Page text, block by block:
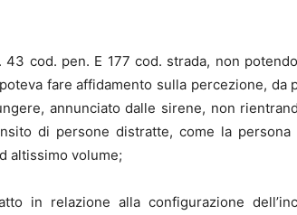
cod. pen. E 177 cod. strada, non
fare affidamento sulla percezione,
annunciato dalle sirene, non
di persone distratte, come la persona
altissimo volume;
in relazione alla configurazione